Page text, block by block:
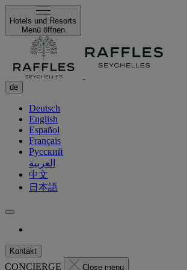
Hotels und Resorts
Menü öffnen
de
Deutsch
English
Español
Français
Русский
العربية
中文
日本語
Kontakt
CONCIERGE Close menu